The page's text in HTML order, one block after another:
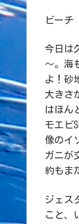
ビー
今日は
～。海
よ！砂
大きさ
はほん
モエビ
像のイ
ガニが
約もま
ジェス
こと、